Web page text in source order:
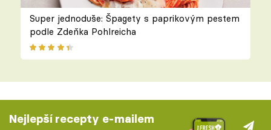
Super jednoduše: Špagety s paprikovým pestem
podle Zdeňka Pohlreicha
Nejlepší recepty e-mailem